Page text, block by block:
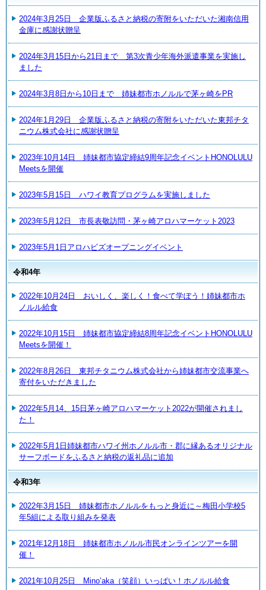
2024年3月25日 企業版ふるさと納税の寄附をいただいた湘南信用
金庫に感謝状贈呈
2024年3月15日から21日まで 第3次青少年海外派遣事業を実施し
ました
2024年3月8日から10日まで 姉妹都市ホノルルで茅ヶ崎をPR
2024年1月29日 企業版ふるさと納税の寄附をいただいた東邦チタ
ニウム株式会社に感謝状贈呈
2023年10月14日 姉妹都市協定締結9周年記念イベントHONOLULU
Meetsを開催
2023年5月15日 ハワイ教育プログラムを実施しました
2023年5月12日 市長表敬訪問・茅ヶ崎アロハマーケット2023
2023年5月1日アロハビズオープニングイベント
令和4年
2022年10月24日 おいしく、楽しく！食べて学ぼう！姉妹都市ホ
ノルル給食
2022年10月15日 姉妹都市協定締結8周年記念イベントHONOLULU
Meetsを開催！
2022年8月26日 東邦チタニウム株式会社から姉妹都市交流事業へ
寄付をいただきました
2022年5月14、15日茅ヶ崎アロハマーケット2022が開催されまし
た！
2022年5月1日姉妹都市ハワイ州ホノルル市・郡に縁あるオリジナル
サーフボードをふるさと納税の返礼品に追加
令和3年
2022年3月15日 姉妹都市ホノルルをもっと身近に～梅田小学校5
年5組による取り組みを発表
2021年12月18日 姉妹都市ホノルル市民オンラインツアーを開
催！
2021年10月25日 Mino’aka（笑顔）いっぱい！ホノルル給食